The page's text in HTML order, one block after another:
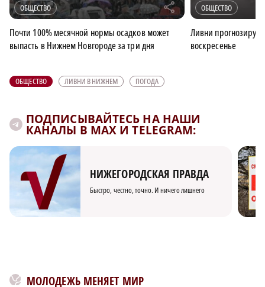
ОБЩЕСТВО r
Почти 100% месячной нормы осадков может
выпасть в Нижнем Новгороде за три дня
ОБЩЕСТВО
Ливни
воскресенье
ОБЩЕСТВО ЛИВНИ В НИЖНЕМ ПОГОДА
ПОДПИСЫВАЙТЕСЬ НА НАШИ
КАНАЛЫ В MAX И TELEGRAM:
НИЖЕГОРОДСКАЯ ПРАВДА
Быстро, честно, точно. И ничего лишнего
МОЛОДЕЖЬ МЕНЯЕТ МИР